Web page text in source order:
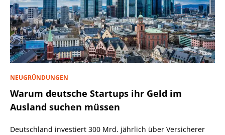
NEUGRÜNDUNGEN
Warum deutsche Startups ihr Geld im
Ausland suchen müssen
Deutschland investiert 300 Mrd. jährlich über Versicherer